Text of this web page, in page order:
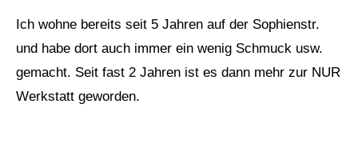
Ich wohne bereits seit 5 Jahren auf der Sophienstr.
und habe dort auch immer ein wenig Schmuck usw.
gemacht. Seit fast 2 Jahren ist es dann mehr zur NUR
Werkstatt geworden.